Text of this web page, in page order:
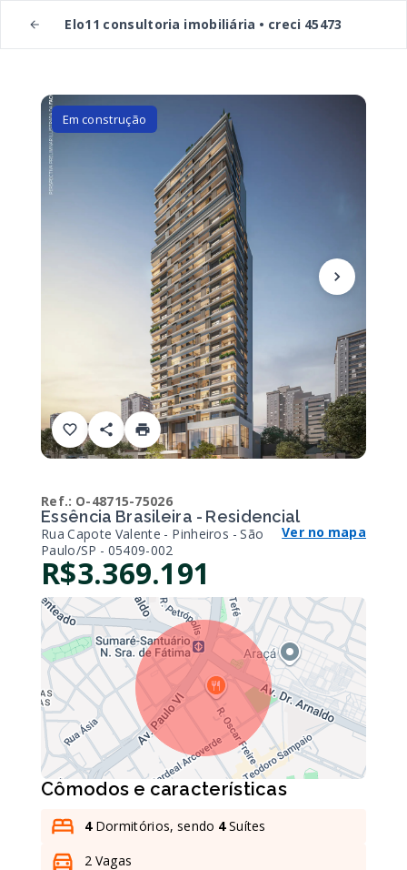
Elo11 consultoria imobiliária • creci 45473
Em construção
Ref.: O-48715-75026
Essência Brasileira - Residencial
Rua Capote Valente - Pinheiros - São
Paulo/SP - 05409-002
Ver no mapa
R$3.369.191
Cômodos e características
4Dormitórios, sendo 4Suítes
2 Vagas